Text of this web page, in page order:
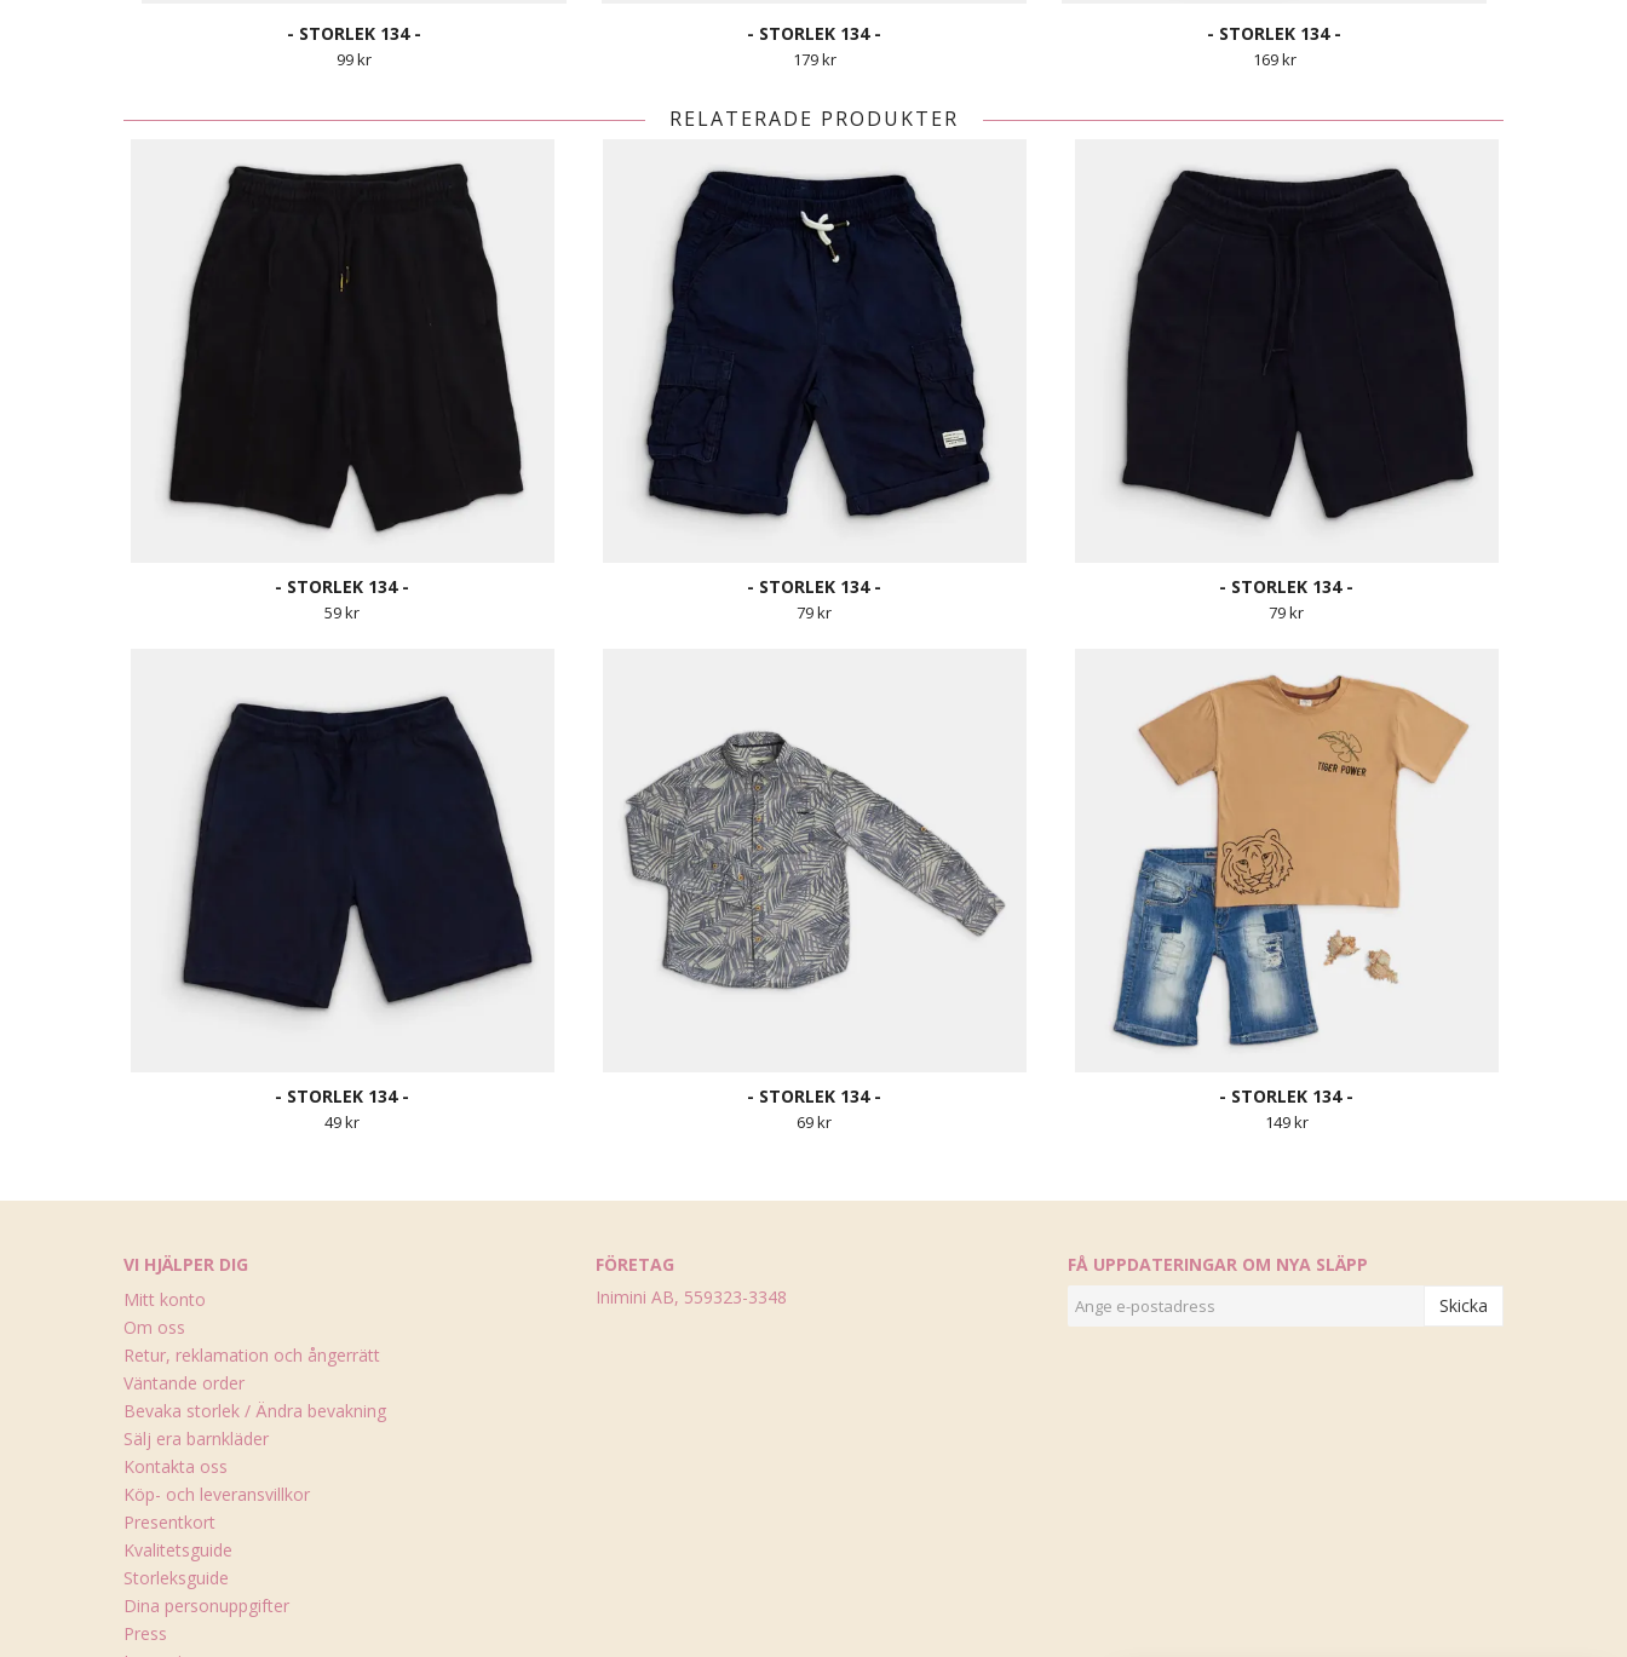
- STORLEK 134 -
99 kr
- STORLEK 134 -
179 kr
- STORLEK 134 -
169 kr
RELATERADE PRODUKTER
- STORLEK 134 -
59 kr
- STORLEK 134 -
79 kr
- STORLEK 134 -
79 kr
- STORLEK 134 -
49 kr
- STORLEK 134 -
69 kr
- STORLEK 134 -
149 kr
VI HJÄLPER DIG
Mitt konto
Om oss
Retur, reklamation och ångerrätt
Väntande order
Bevaka storlek / Ändra bevakning
Sälj era barnkläder
Kontakta oss
Köp- och leveransvillkor
Presentkort
Kvalitetsguide
Storleksguide
Dina personuppgifter
Press
FÖRETAG
Inimini AB, 559323-3348
FÅ UPPDATERINGAR OM NYA SLÄPP
Skicka